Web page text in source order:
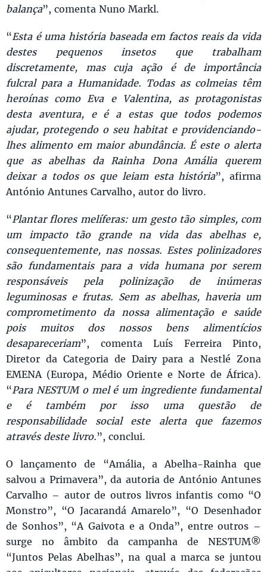
balança”, comenta Nuno Markl.
“Esta é uma história baseada em factos reais da vida
destes pequenos insetos que trabalham
discretamente, mas cuja ação é de importância
fulcral para a Humanidade. Todas as colmeias têm
heroínas como Eva e Valentina, as protagonistas
desta aventura, e é a estas que todos podemos
ajudar, protegendo o seu habitat e providenciando-
lhes alimento em maior abundância. É este o alerta
que as abelhas da Rainha Dona Amália querem
deixar a todos os que leiam esta história”, afirma
António Antunes Carvalho, autor do livro.
“Plantar flores melíferas: um gesto tão simples, com
um impacto tão grande na vida das abelhas e,
consequentemente, nas nossas. Estes polinizadores
são fundamentais para a vida humana por serem
responsáveis pela polinização de inúmeras
leguminosas e frutas. Sem as abelhas, haveria um
comprometimento da nossa alimentação e saúde
pois muitos dos nossos bens alimentícios
desapareceriam”, comenta Luís Ferreira Pinto,
Diretor da Categoria de Dairy para a Nestlé Zona
EMENA (Europa, Médio Oriente e Norte de África).
“Para NESTUM o mel é um ingrediente fundamental
e é também por isso uma questão de
responsabilidade social este alerta que fazemos
através deste livro.”, conclui.
O lançamento de “Amália, a Abelha-Rainha que
salvou a Primavera”, da autoria de António Antunes
Carvalho – autor de outros livros infantis como “O
Monstro”, “O Jacarandá Amarelo”, “O Desenhador
de Sonhos”, “A Gaivota e a Onda”, entre outros –
surge no âmbito da campanha de NESTUM®
“Juntos Pelas Abelhas”, na qual a marca se juntou